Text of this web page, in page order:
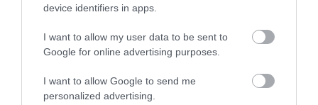
device identifiers in apps.
I want to allow my user data to be sent to
Google for online advertising purposes.
I want to allow Google to send me
personalized advertising.
Összesen 5
1 0
Pizzák ízben átlagosak, de a